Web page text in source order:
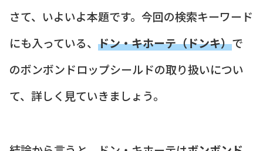
さて、いよいよ本題です。今回の検索キーワード
にも入っている、 ドン・キホーテ（ドンキ）で
のボンボンドロップシールドの取り扱いについ
て、詳しく見ていきましょう。